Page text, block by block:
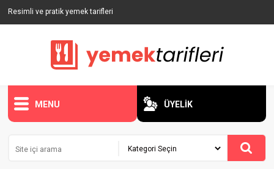
Resimli ve pratik yemek tarifleri
MENU ÜYELİK